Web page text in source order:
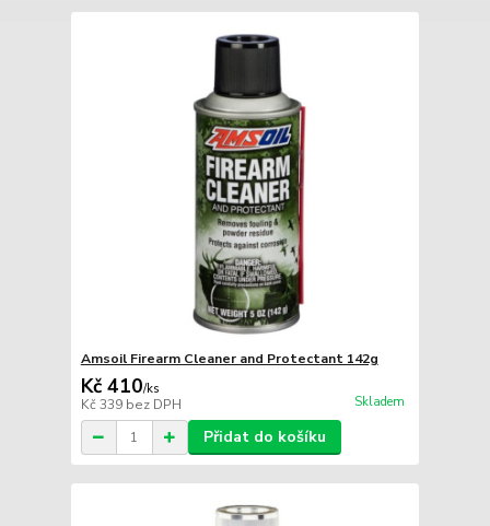
Amsoil Firearm Cleaner and Protectant 142g
Kč 410/ks
Kč 339 bez DPH Skladem
Přidat do košíku